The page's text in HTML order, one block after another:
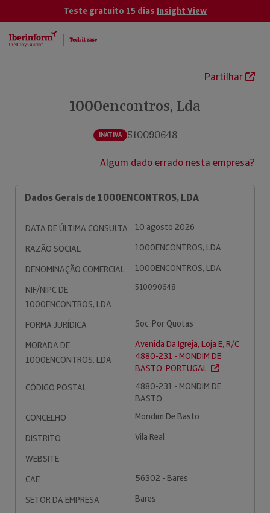
Teste gratuito 15 dias Insight View
Partilhar
1000encontros, Lda
INATIVA 510090648
Algum dado errado nesta empresa?
Dados Gerais de 1000ENCONTROS, LDA
DATA DE ÚLTIMA CONSULTA
10 agosto 2026
RAZÃO SOCIAL
1000ENCONTROS, LDA
DENOMINAÇÃO COMERCIAL
1000ENCONTROS, LDA
NIF/NIPC DE
1000ENCONTROS, LDA
510090648
FORMA JURÍDICA
Soc. Por Quotas
MORADA DE
1000ENCONTROS, LDA
Avenida Da Igreja, Loja E, R/C
4880-231 - MONDIM DE
BASTO. PORTUGAL.
CÓDIGO POSTAL
4880-231 - MONDIM DE
BASTO
CONCELHO
Mondim De Basto
DISTRITO
Vila Real
WEBSITE
CAE
56302 - Bares
SETOR DA EMPRESA
Bares